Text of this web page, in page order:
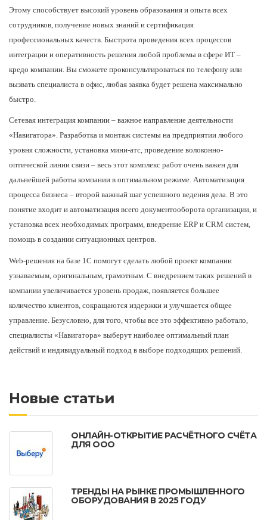
Этому способствует высокий уровень образования и опыта всех
сотрудников, получение новых знаний и сертификация
профессиональных качеств. Быстрота проведения всех процессов
интеграции и оперативность решения любой проблемы в сфере ИТ –
кредо компании. Вы сможете проконсультироваться по телефону или
вызвать специалиста в офис, любая заявка будет решена максимально
быстро.
Сетевая интеграция компании – важное направление деятельности
«Навигатора». Разработка и монтаж системы на предприятии любого
уровня сложности, установка мини-атс, проведение волоконно-
оптической линии связи – весь этот комплекс работ очень важен для
дальнейшей работы компании в оптимальном режиме. Автоматизация
процесса бизнеса – второй важный шаг успешного ведения дела. В это
понятие входит и автоматизация всего документооборота организации, и
установка всех необходимых программ, внедрение ERP и CRM систем,
помощь в создании ситуационных центров.
Web-решения на базе 1С помогут сделать любой проект компании
узнаваемым, оригинальным, грамотным. С внедрением таких решений в
компании увеличивается уровень продаж, появляется большее
количество клиентов, сокращаются издержки и улучшается общее
управление. Безусловно, для того, чтобы все это эффективно работало,
специалисты «Навигатора» выберут наиболее оптимальный план
действий и индивидуальный подход в выборе подходящих решений.
Новые статьи
ОНЛАЙН-ОТКРЫТИЕ РАСЧЁТНОГО СЧЁТА
ДЛЯ ООО
ТРЕНДЫ НА РЫНКЕ ПРОМЫШЛЕННОГО
ОБОРУДОВАНИЯ В 2025 ГОДУ